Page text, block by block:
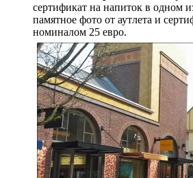
сертификат на напиток в одном
памятное фото от аутлета и
номиналом 25 евро.